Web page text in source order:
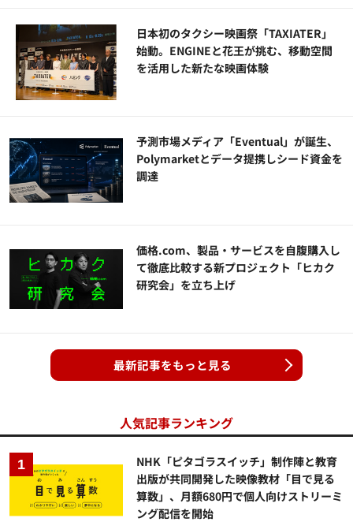
日本初のタクシー映画祭「TAXIATER」
始動。ENGINEと花王が挑む、移動空間
を活用した新たな映画体験
予測市場メディア「Eventual」が誕生、
Polymarketとデータ提携しシード資金を
調達
価格.com、製品・サービスを自腹購入し
て徹底比較する新プロジェクト「ヒカク
研究会」を立ち上げ
最新記事をもっと見る
人気記事ランキング
NHK「ピタゴラスイッチ」制作陣と教育
出版が共同開発した映像教材「目で見る
算数」、月額680円で個人向けストリーミ
ング配信を開始